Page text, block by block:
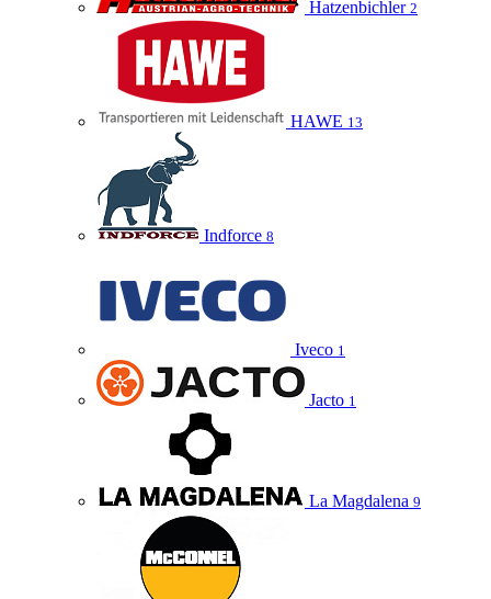
Hatzenbichler 2
HAWE 13
Indforce 8
Iveco 1
Jacto 1
La Magdalena 9